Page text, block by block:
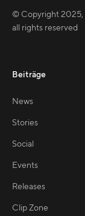
© Copyright2025,
all rights reserved
Beiträge
News
Stories
Social
Events
Releases
Clip Zone